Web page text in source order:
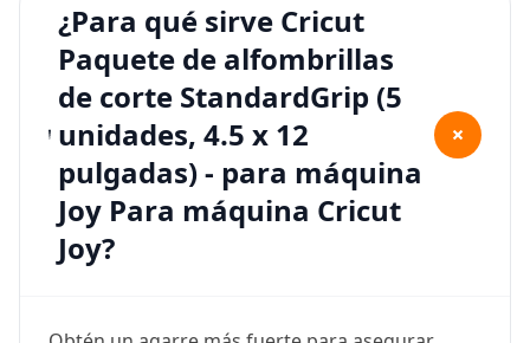
¿Para qué sirve Cricut
Paquete de alfombrillas
de corte StandardGrip (5
unidades, 4.5 x 12
pulgadas) - para máquina
Joy Para máquina Cricut
Joy?
+